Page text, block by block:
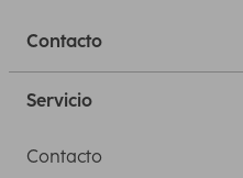
Contacto
Servicio
Contacto